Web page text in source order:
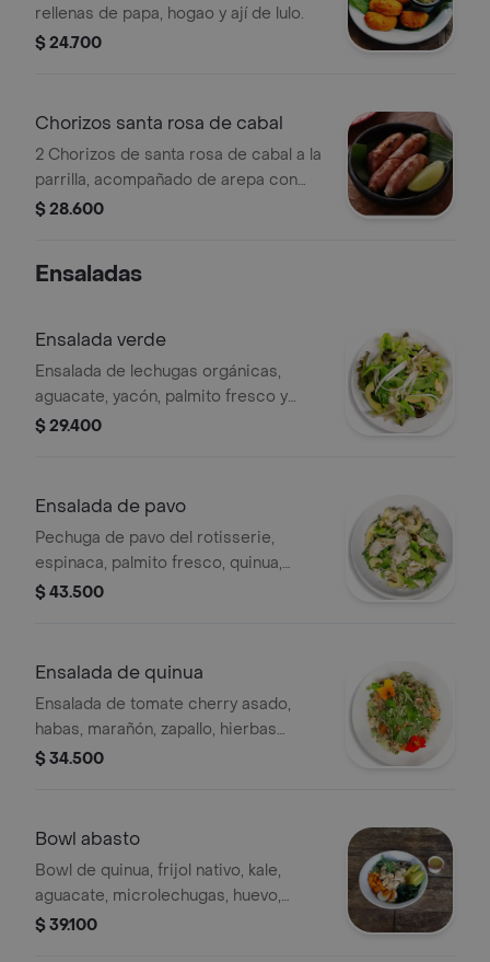
rellenas de papa, hogao y ají de lulo.
$ 24.700
Chorizos santa rosa de cabal
2 Chorizos de santa rosa de cabal a la
parrilla, acompañado de arepa con
queso y ají casero
$ 28.600
Ensaladas
Ensalada verde
Ensalada de lechugas orgánicas,
aguacate, yacón, palmito fresco y
acompañada de vinagreta de la casa
$ 29.400
Ensalada de pavo
Pechuga de pavo del rotisserie,
espinaca, palmito fresco, quinua,
amaranto,aguacate y mostaza antigua.
$ 43.500
Ensalada de quinua
Ensalada de tomate cherry asado,
habas, marañón, zapallo, hierbas
frescas, vinagre de vino y aceite de
$ 34.500
Bowl abasto
Bowl de quinua, frijol nativo, kale,
aguacate, microlechugas, huevo,
crutones de yuca y vinagreta de
$ 39.100